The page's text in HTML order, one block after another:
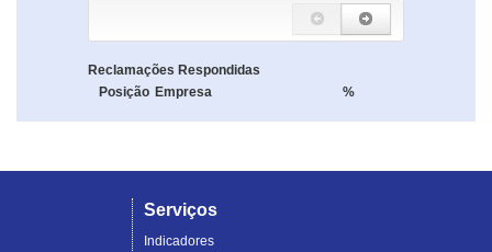
Reclamações Respondidas
Posição Empresa %
Serviços
Indicadores